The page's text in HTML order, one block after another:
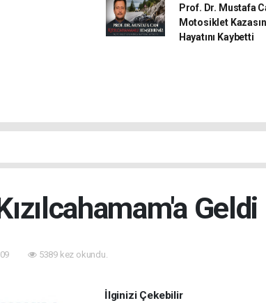
Prof. Dr. Mustafa
Motosiklet
Hayatını Kaybetti
Geldi
5389 kez okundu.
İlginizi Çekebilir